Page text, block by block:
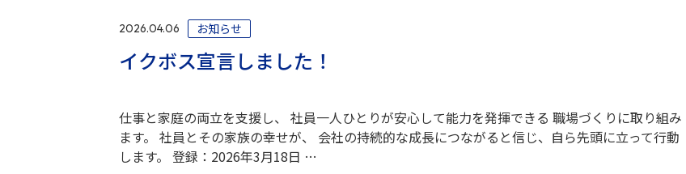
2026.04.06 お知らせ
イクボス宣言しました！
仕事と家庭の両立を支援し、 社員一人ひとりが安心して能力を発揮できる 職場づくりに取り組み
ます。 社員とその家族の幸せが、 会社の持続的な成長につながると信じ、自ら先頭に立って行動
します。 登録：2026年3月18日 …